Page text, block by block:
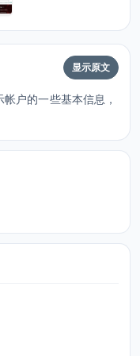
显示原文
户的一些基本信息，